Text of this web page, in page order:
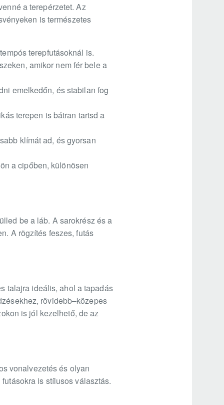
a terepérzetet. Az
is természetes
terepfutásoknál is.
amikor nem fér bele a
emelkedőn, és stabilan fog
terepen is bátran tartsd a
klímát ad, és gyorsan
a cipőben, különösen
be a láb. A sarokrész és a
A rögzítés feszes, futás
talajra ideális, ahol a tapadás
rövidebb–közepes
is jól kezelhető, de az
vonalvezetés és olyan
is stílusos választás.